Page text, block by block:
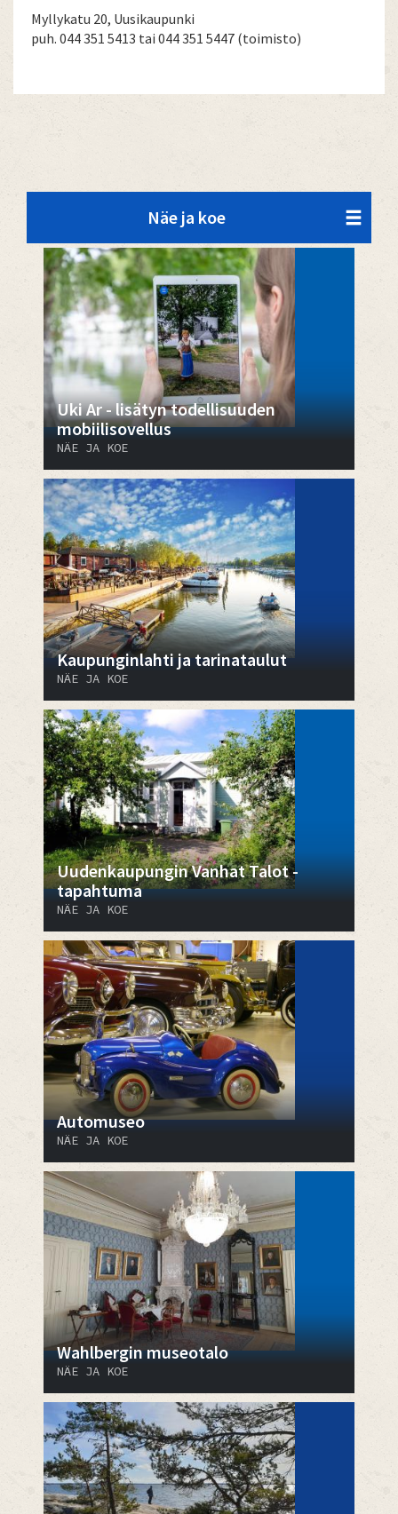
Myllykatu 20, Uusikaupunki
puh. 044 351 5413 tai 044 351 5447 (toimisto)
Näe ja koe
Uki Ar - lisätyn todellisuuden
mobiilisovellus
NÄE JA KOE
Kaupunginlahti ja tarinataulut
NÄE JA KOE
Uudenkaupungin Vanhat Talot -
tapahtuma
NÄE JA KOE
Automuseo
NÄE JA KOE
Wahlbergin museotalo
NÄE JA KOE